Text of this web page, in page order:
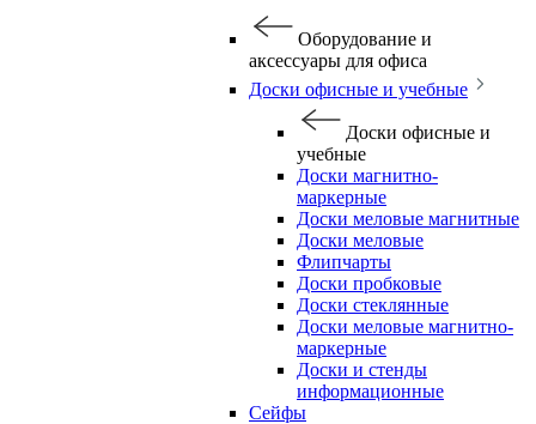
Оборудование и
аксессуары для офиса
Доски офисные и учебные
Доски офисные и
учебные
Доски магнитно-
маркерные
Доски меловые магнитные
Доски меловые
Флипчарты
Доски пробковые
Доски стеклянные
Доски меловые магнитно-
маркерные
Доски и стенды
информационные
Сейфы